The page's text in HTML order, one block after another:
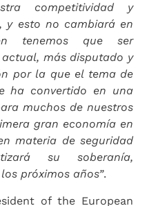
competitividad y
y esto no cambiará en
tenemos que ser
más disputado y
por la que el tema de
ha convertido en una
muchos de nuestros
gran economía en
materia de seguridad
su soberanía,
próximos años”.
of the European